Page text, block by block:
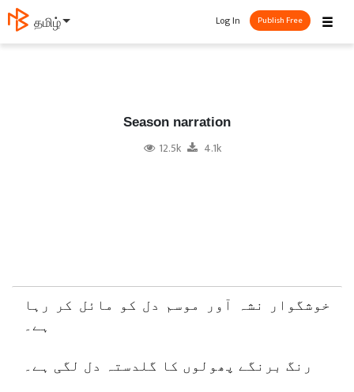
தமிழ் ☰
Log In Publish Free
Season narration
12.5k 4.1k
خوشگوار نشہ آور موسم دل کو مائل کر رہا
ہے۔
رنگ برنگے پھولوں کا گلدستہ دل لگی ہے۔